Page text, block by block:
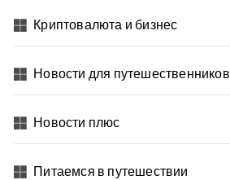
Криптовалюта и бизнес
Новости для путешественников
Новости плюс
Питаемся в путешествии